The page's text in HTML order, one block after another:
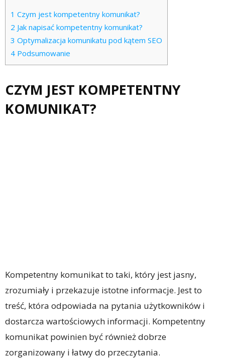
1 Czym jest kompetentny komunikat?
2 Jak napisać kompetentny komunikat?
3 Optymalizacja komunikatu pod kątem SEO
4 Podsumowanie
CZYM JEST KOMPETENTNY
KOMUNIKAT?
Kompetentny komunikat to taki, który jest jasny,
zrozumiały i przekazuje istotne informacje. Jest to
treść, która odpowiada na pytania użytkowników i
dostarcza wartościowych informacji. Kompetentny
komunikat powinien być również dobrze
zorganizowany i łatwy do przeczytania.